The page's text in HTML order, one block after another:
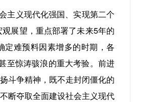
主义现代化强国、实现第二个
展望，重点部署了未来5年的
难预料因素增多的时期，各
至惊涛骇浪的重大考验。前进
斗争精神，既不走封闭僵化的
断夺取全面建设社会主义现代